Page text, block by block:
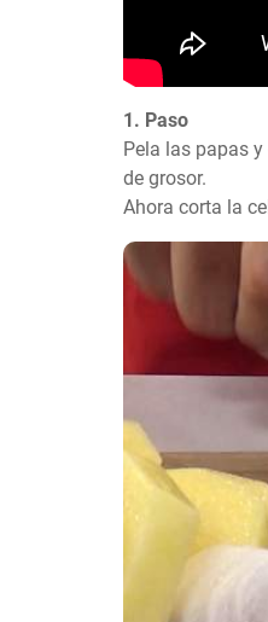
1. Paso
Pela las papas
de grosor.
Ahora corta la